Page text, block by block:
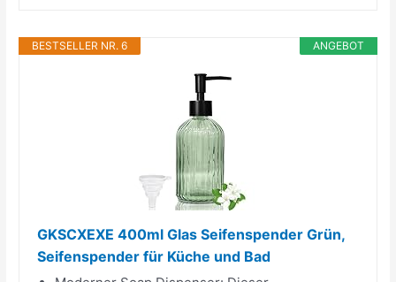
ANGEBOT
BESTSELLER NR. 6
GKSCXEXE 400ml Glas Seifenspender Grün,
Seifenspender für Küche und Bad